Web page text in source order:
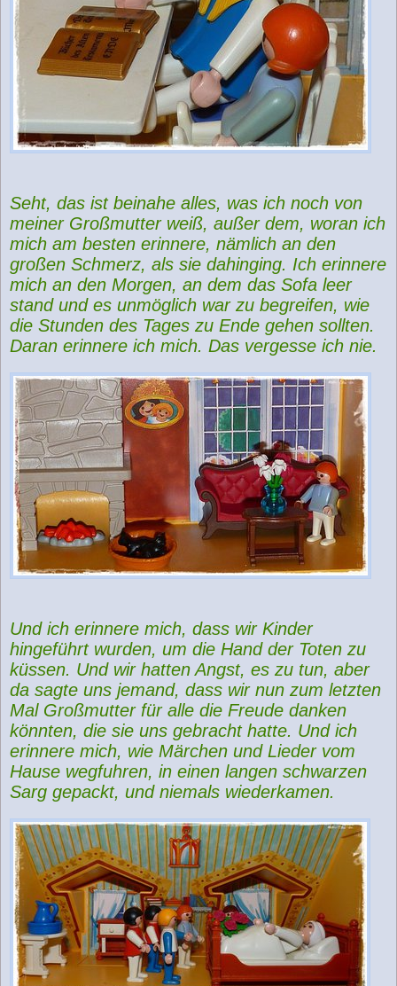
Seht, das ist beinahe alles, was ich noch von
meiner Großmutter weiß, außer dem, woran ich
mich am besten erinnere, nämlich an den
großen Schmerz, als sie dahinging. Ich erinnere
mich an den Morgen, an dem das Sofa leer
stand und es unmöglich war zu begreifen, wie
die Stunden des Tages zu Ende gehen sollten.
Daran erinnere ich mich. Das vergesse ich nie.
Und ich erinnere mich, dass wir Kinder
hingeführt wurden, um die Hand der Toten zu
küssen. Und wir hatten Angst, es zu tun, aber
da sagte uns jemand, dass wir nun zum letzten
Mal Großmutter für alle die Freude danken
könnten, die sie uns gebracht hatte. Und ich
erinnere mich, wie Märchen und Lieder vom
Hause wegfuhren, in einen langen schwarzen
Sarg gepackt, und niemals wiederkamen.